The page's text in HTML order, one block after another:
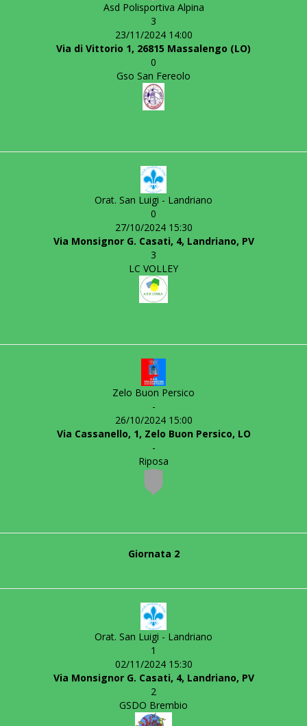
Asd Polisportiva Alpina
3
23/11/2024 14:00
Via di Vittorio 1, 26815 Massalengo (LO)
0
Gso San Fereolo
Orat. San Luigi - Landriano
0
27/10/2024 15:30
Via Monsignor G. Casati, 4, Landriano, PV
3
LC VOLLEY
Zelo Buon Persico
-
26/10/2024 15:00
Via Cassanello, 1, Zelo Buon Persico, LO
-
Riposa
Giornata 2
Orat. San Luigi - Landriano
1
02/11/2024 15:30
Via Monsignor G. Casati, 4, Landriano, PV
2
GSDO Brembio